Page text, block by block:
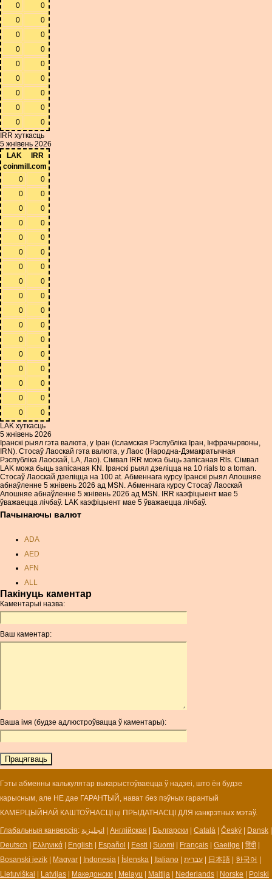
0
0
0
0
0
0
0
0
0
0
0
0
0
0
0
0
0
0
IRR хуткасць
5 жнівень 2026
LAK
IRR
coinmill.com
0
0
0
0
0
0
0
0
0
0
0
0
0
0
0
0
0
0
0
0
0
0
0
0
0
0
0
0
0
0
0
0
0
0
LAK хуткасць
5 жнівень 2026
Іранскі рыял гэта валюта, у Іран (Ісламская Рэспубліка Іран, Інфрачырвоны,
IRN). Стосаў Лаоскай гэта валюта, у Лаос (Народна-Дэмакратычная
Рэспубліка Лаоскай, LA, Лао). Сімвал IRR можа быць запісаная Rls. Сімвал
LAK можа быць запісаная KN. Іранскі рыял дзеліцца на 10 rials to a toman.
Стосаў Лаоскай дзеліцца на 100 at. Абменнага курсу Іранскі рыял Апошняе
абнаўленне 5 жнівень 2026 ад MSN. Абменнага курсу Стосаў Лаоскай
Апошняе абнаўленне 5 жнівень 2026 ад MSN. IRR каэфіцыент мае 5
ўважаецца лічбаў. LAK каэфіцыент мае 5 ўважаецца лічбаў.
Пачынаючы валют
ADA
AED
AFN
ALL
AMD
ANC
ANG
AOA
AUR
AWG
BAM
BBD
BCH
BCN
BDT
BGN
BHD
BIF
Пакінуць каментар
Каментарыі назва:
Ваш каментар:
Ваша імя (будзе адлюстроўвацца ў каментары):
Гэты абменны калькулятар выкарыстоўваецца ў надзеі, што ён будзе
карысным, але НЕ дае ГАРАНТЫЙ, нават без пэўных гарантый
КАМЕРЦЫЙНАЙ КАШТОЎНАСЦІ ці ПРЫДАТНАСЦІ ДЛЯ канкрэтных мэтаў.
Глабальныя канверсія: انجليزية Англійская Български Català Český Dansk
Deutsch
Ελληνικά English Español Eesti Suomi Français Gaeilge हिंदी
Bosanski jezik
Magyar Indonesia Íslenska Italiano עברית 日本語 한국어
Lietuviškai
Latvijas Македонски Melayu Maltija Nederlands Norske Polski